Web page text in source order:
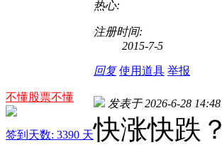
热心:
注册时间:
2015-7-5
回复 使用道具 举报
不懂股票不懂
签到天数: 3390 天
发表于 2026-6-28 14:48
快涨快跌？